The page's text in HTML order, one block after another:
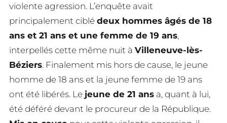
violente agression. L’enquête avait
principalement ciblé deux hommes âgés de 18
ans et 21 ans et une femme de 19 ans,
interpellés cette même nuit à Villeneuve-lès-
Béziers. Finalement mis hors de cause, le jeune
homme de 18 ans et la jeune femme de 19 ans
ont été libérés. Le jeune de 21 ans a, quant à lui,
été déféré devant le procureur de la République.